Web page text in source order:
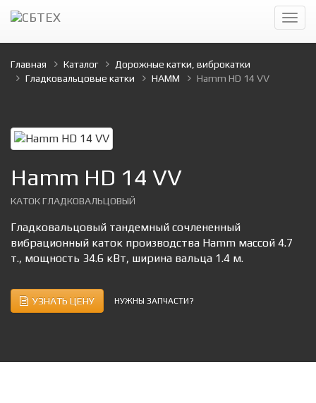
Главная Каталог
Дорожные катки, виброкатки
Гладковальцовые катки
HAMM Hamm HD 14 VV
Hamm HD 14 VV
КАТОК ГЛАДКОВАЛЬЦОВЫЙ
Гладковальцовый тандемный сочлененный
вибрационный каток производства Hamm массой 4.7
т., мощность 34.6 кВт, ширина вальца 1.4 м.
УЗНАТЬ ЦЕНУ НУЖНЫ ЗАПЧАСТИ?